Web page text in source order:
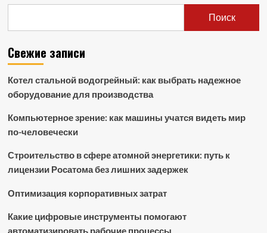
Поиск
Свежие записи
Котел стальной водогрейный: как выбрать надежное
оборудование для производства
Компьютерное зрение: как машины учатся видеть мир
по-человечески
Строительство в сфере атомной энергетики: путь к
лицензии Росатома без лишних задержек
Оптимизация корпоративных затрат
Какие цифровые инструменты помогают
автоматизировать рабочие процессы